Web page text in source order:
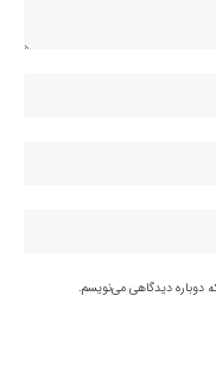
دوباره دیدگاهی می‌نویسم.